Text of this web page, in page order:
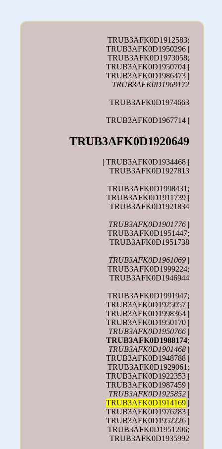
TRUB3AFK0D1912583;
TRUB3AFK0D1950296 |
TRUB3AFK0D1973058;
TRUB3AFK0D1950704 |
TRUB3AFK0D1986473 |
TRUB3AFK0D1969172
TRUB3AFK0D1974663
TRUB3AFK0D1967714 |
TRUB3AFK0D1920649
| TRUB3AFK0D1934468 |
TRUB3AFK0D1927813
TRUB3AFK0D1998431;
TRUB3AFK0D1911739 |
TRUB3AFK0D1921834
TRUB3AFK0D1901776 |
TRUB3AFK0D1951447;
TRUB3AFK0D1951738
TRUB3AFK0D1961069 |
TRUB3AFK0D1999224;
TRUB3AFK0D1946944
TRUB3AFK0D1991947;
TRUB3AFK0D1925057 |
TRUB3AFK0D1998364 |
TRUB3AFK0D1950170 |
TRUB3AFK0D1950766 |
TRUB3AFK0D1988174;
TRUB3AFK0D1901468 |
TRUB3AFK0D1948788 |
TRUB3AFK0D1929061;
TRUB3AFK0D1922353 |
TRUB3AFK0D1987459 |
TRUB3AFK0D1925852 |
TRUB3AFK0D1914169 |
TRUB3AFK0D1976283 |
TRUB3AFK0D1952226 |
TRUB3AFK0D1951206;
TRUB3AFK0D1935992